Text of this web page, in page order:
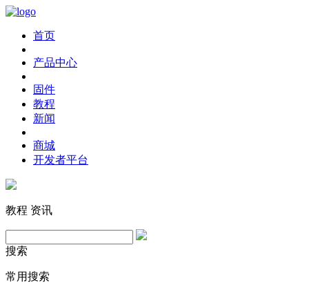
首页
产品中心
固件
教程
新闻
商城
开发者平台
教程 资讯
搜索
常用搜索